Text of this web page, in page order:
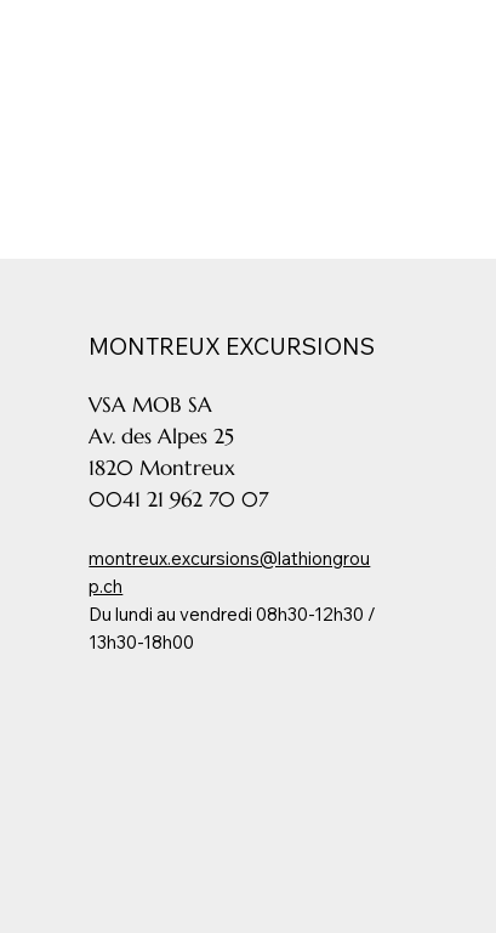
MONTREUX EXCURSIONS
VSA MOB SA
Av. des Alpes 25
1820 Montreux
0041 21 962 70 07
montreux.excursions@lathiongrou
p.ch
Du lundi au vendredi 08h30-12h30 /
13h30-18h00